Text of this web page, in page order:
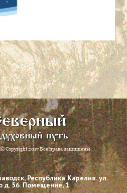
духовный путь
© Copyright 2017 Все права защищены.
Республика Карелия. ул.
д. 56. Помещение, 1